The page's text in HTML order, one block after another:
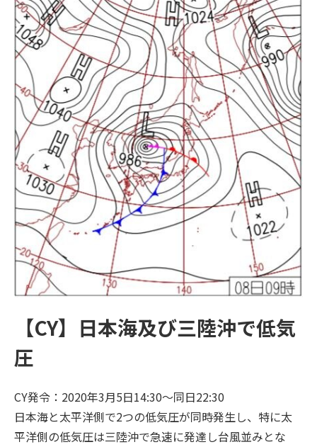
【CY】日本海及び三陸沖で低気
圧
CY発令：2020年3月5日14:30～同日22:30
日本海と太平洋側で2つの低気圧が同時発生し、特に太
平洋側の低気圧は三陸沖で急速に発達し台風並みとな